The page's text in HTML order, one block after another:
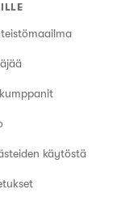
käytöstä